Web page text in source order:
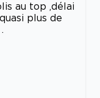
au top ,délai
plus de